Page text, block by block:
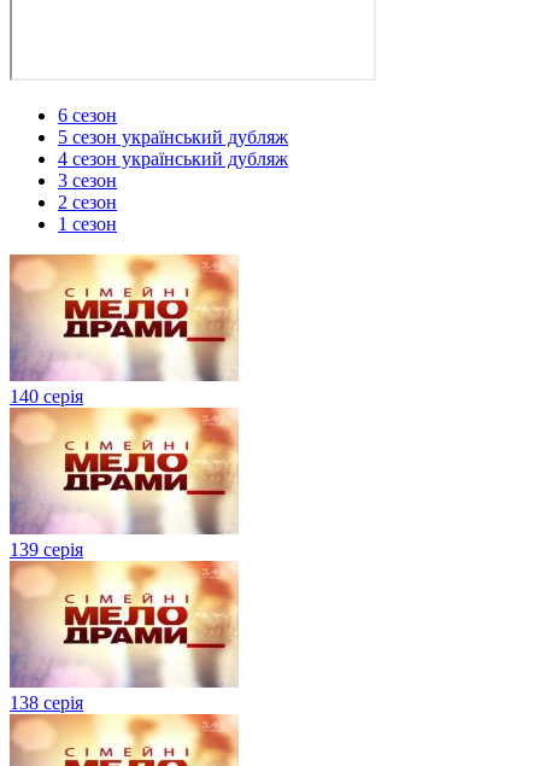
6 сезон
5 сезон український дубляж
4 сезон український дубляж
3 сезон
2 сезон
1 сезон
140 серія
139 серія
138 серія